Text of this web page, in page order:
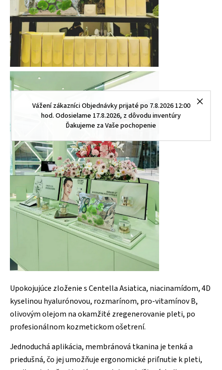
Vážení zákazníci Objednávky prijaté po 7.8.2026 12:00
hod. Odosielame 17.8.2026, z dôvodu inventúry
Ďakujeme za Vaše pochopenie
Upokojujúce zloženie s Centella Asiatica, niacinamídom, 4D
kyselinou hyalurónovou, rozmarínom, pro-vitamínov B,
olivovým olejom na okamžité zregenerovanie pleti, po
profesionálnom kozmetickom ošetrení.
Jednoduchá aplikácia, membránová tkanina je tenká a
priedušná, čo jej umožňuje ergonomické priľnutie k pleti,